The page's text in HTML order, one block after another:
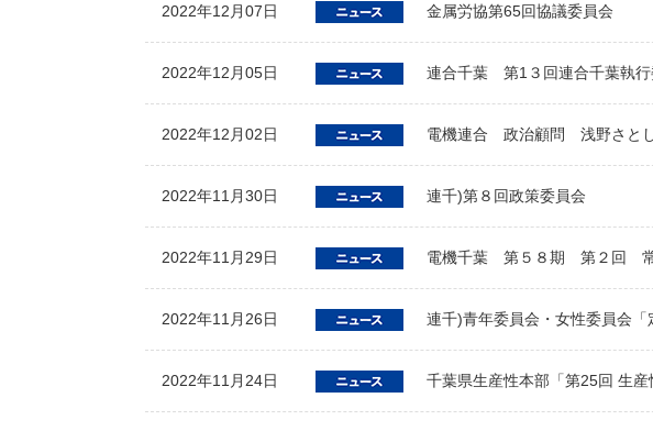
2022年12月07日 金属労協第65回協議委員会
2022年12月05日 連合千葉 第1３回連合千葉執行
2022年12月02日 電機連合 政治顧問 浅野さと
2022年11月30日 連千)第８回政策委員会
2022年11月29日 電機千葉 第５８期 第２回
2022年11月26日 連千)青年委員会・女性委員会「
2022年11月24日 千葉県生産性本部「第25回 生産